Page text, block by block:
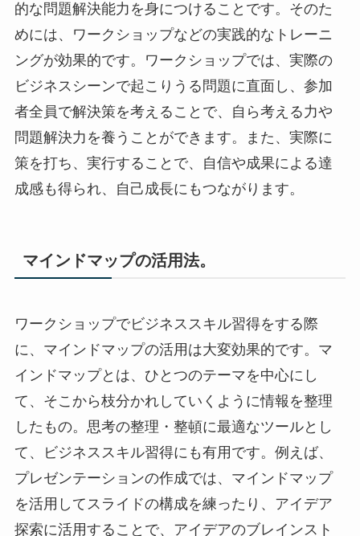
的な問題解決能力を身につけることです。そのた
めには、ワークショップなどの実践的なトレーニ
ングが効果的です。ワークショップでは、実際の
ビジネスシーンで起こりうる問題に直面し、参加
者全員で解決策を考えることで、自ら考える力や
問題解決力を養うことができます。また、実際に
策を打ち、実行することで、自信や成果による達
成感も得られ、自己成長にもつながります。
マインドマップの活用法。
ワークショップでビジネススキル習得をする際
に、マインドマップの活用は大変効果的です。マ
インドマップとは、ひとつのテーマを中心にし
て、そこから枝分かれしていくように情報を整理
したもの。思考の整理・整頓に最適なツールとし
て、ビジネススキル習得にも有用です。例えば、
プレゼンテーションの作成では、マインドマップ
を活用してスライドの構成を練ったり、アイデア
探索に活用することで、アイデアのブレインスト